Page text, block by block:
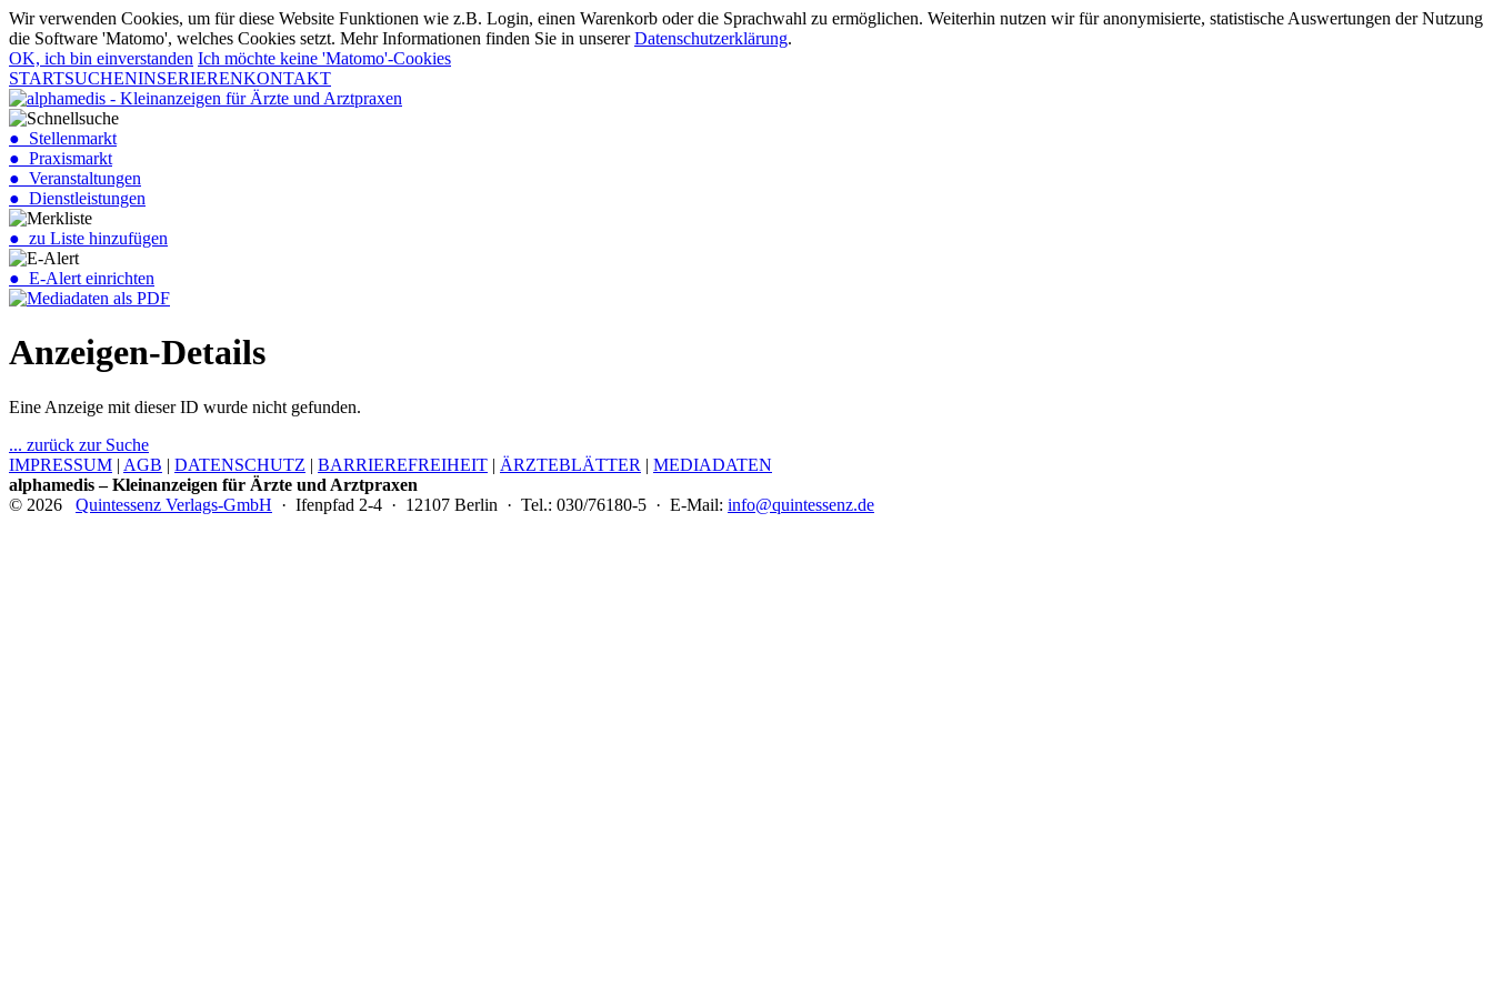
Wir verwenden Cookies, um für diese Website Funktionen wie z.B. Login, einen Warenkorb oder die Sprachwahl zu ermöglichen. Weiterhin nutzen wir für anonymisierte, statistische Auswertungen der Nutzung
die Software 'Matomo', welches Cookies setzt. Mehr Informationen finden Sie in unsererDatenschutzerklärung.
OK, ich bin einverstanden Ich möchte keine 'Matomo'-Cookies
STARTSUCHENINSERIERENKONTAKT
● Stellenmarkt
● Praxismarkt
● Veranstaltungen
● Dienstleistungen
● zu Liste hinzufügen
● E-Alert einrichten
Anzeigen-Details
Eine Anzeige mit dieser ID wurde nicht gefunden.
... zurück zur Suche
IMPRESSUM | AGB | DATENSCHUTZ | BARRIEREFREIHEIT | ÄRZTEBLÄTTER | MEDIADATEN
alphamedis – Kleinanzeigen für Ärzte und Arztpraxen
© 2026 Quintessenz Verlags-GmbH · Ifenpfad 2-4 · 12107 Berlin · Tel.: 030/76180-5 · E-Mail: info@quintessenz.de